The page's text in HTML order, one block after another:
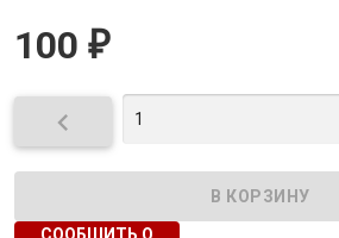
100 ₽

СООБЩИТЬ О